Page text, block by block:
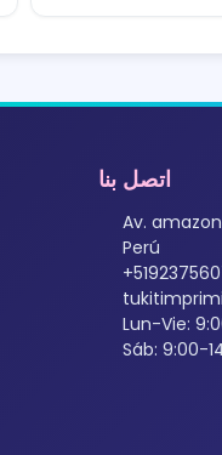
اتصل بنا
Av.
Perú
Lun-Vie:
Sáb: 9:00-